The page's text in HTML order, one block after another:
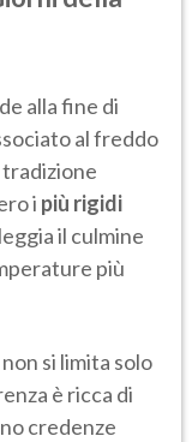
alla fine di
al freddo
i più rigidi
il culmine
più
si limita solo
è ricca di
credenze